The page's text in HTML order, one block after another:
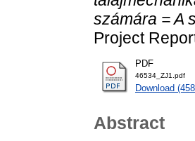
számára = A
Project
PDF
46534_ZJ1.pdf
Download
Abstract